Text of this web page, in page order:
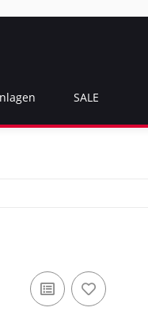
SALE